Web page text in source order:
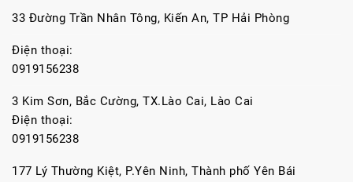
33 Đường Trần Nhân Tông, Kiến An, TP Hải Phòng
Điện thoại:
0919156238
3 Kim Sơn, Bắc Cường, TX.Lào Cai, Lào Cai
Điện thoại:
0919156238
177 Lý Thường Kiệt, P.Yên Ninh, Thành phố Yên Bái